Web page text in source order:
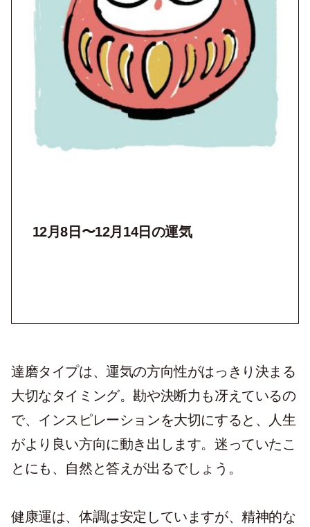
12月8日〜12月14日の運気
達磨タイプは、運気の方向性がはっきり決まる
大切なタイミング。勘や決断力も冴えているの
で、インスピレーションを大切にすると、人生
がより良い方向に動き出します。迷っていたこ
とにも、自然と答えが出るでしょう。
健康運は、体調は安定していますが、精神的な